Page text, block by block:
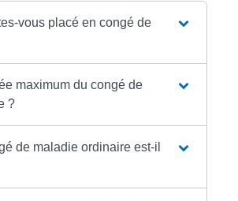
vous placé en congé de
maximum du congé de
?
de maladie ordinaire est-il